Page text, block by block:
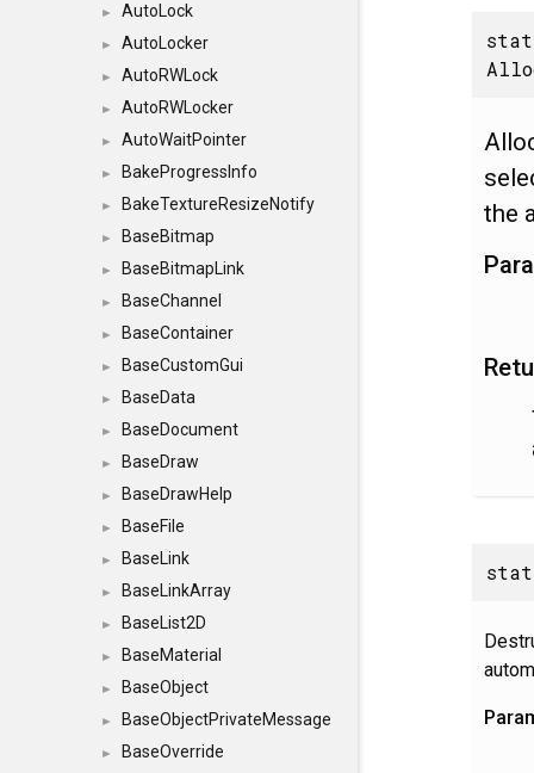
► AutoLock
► AutoLocker
► AutoRWLock
► AutoRWLocker
► AutoWaitPointer
► BakeProgressInfo
► BakeTextureResizeNotify
► BaseBitmap
► BaseBitmapLink
► BaseChannel
► BaseContainer
► BaseCustomGui
► BaseData
► BaseDocument
► BaseDraw
► BaseDrawHelp
► BaseFile
► BaseLink
► BaseLinkArray
► BaseList2D
► BaseMaterial
► BaseObject
► BaseObjectPrivateMessage
► BaseOverride
the